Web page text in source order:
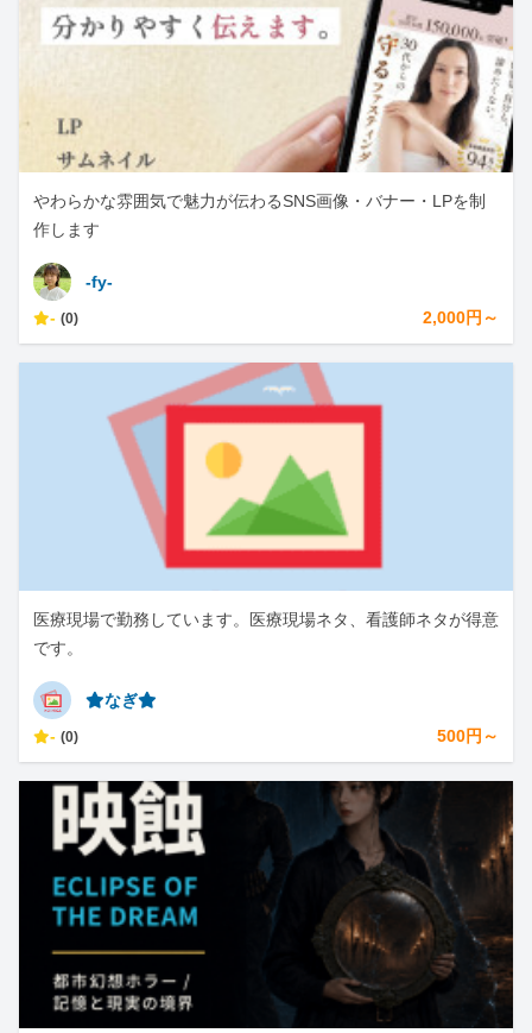
やわらかな雰囲気で魅力が伝わるSNS画像・バナー・LPを制
作します
-fy-
- (0) 2,000円～
医療現場で勤務しています。医療現場ネタ、看護師ネタが得意
です。
⭐︎なぎ⭐︎
- (0) 500円～